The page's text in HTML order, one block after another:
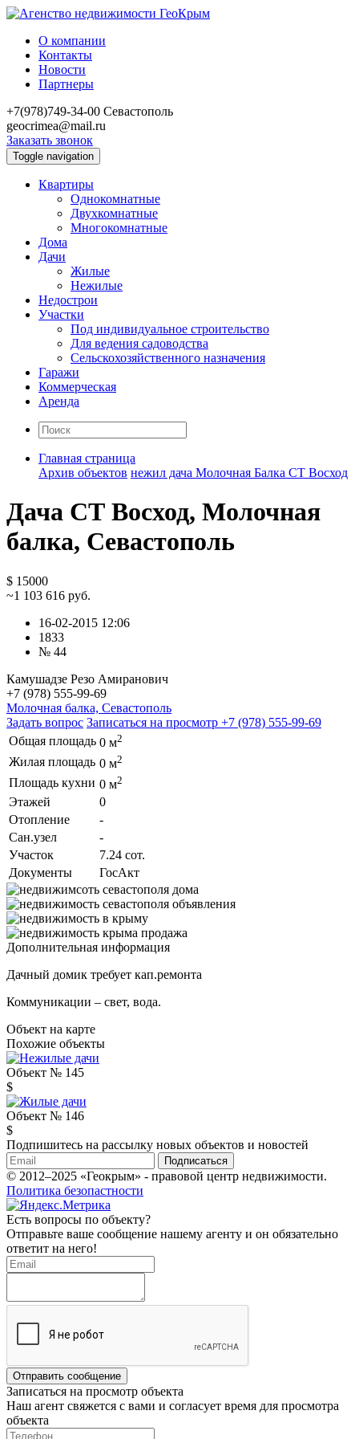
О компании
Контакты
Новости
Партнеры
+7(978)749-34-00 Севастополь
geocrimea@mail.ru
Заказать звонок
Toggle navigation
Квартиры
Однокомнатные
Двухкомнатные
Многокомнатные
Дома
Дачи
Жилые
Нежилые
Недострои
Участки
Под индивидуальное строительство
Для ведения садоводства
Сельскохозяйственного назначения
Гаражи
Коммерческая
Аренда
Главная страница
Архив объектов нежил дача Молочная Балка СТ Восход
Дача СТ Восход, Молочная
балка, Севастополь
$ 15000
~1 103 616 руб.
16-02-2015 12:06
1833
№ 44
Камушадзе Резо Амиранович
+7 (978) 555-99-69
Молочная балка, Севастополь
Задать вопрос Записаться на просмотр +7 (978) 555-99-69
Общая площадь 0 м2
Жилая площадь 0 м2
Площадь кухни 0 м2
Этажей
0
Отопление
-
Сан.узел
-
Участок
7.24 сот.
Документы
ГосАкт
Дополнительная информация
Дачный домик требует кап.ремонта
Коммуникации – свет, вода.
Объект на карте
Похожие объекты
Объект № 145
$
Объект № 146
$
Подпишитесь на рассылку новых объектов и новостей
Подписаться
© 2012–2025 «Геокрым» - правовой центр недвижимости.
Политика безопастности
Есть вопросы по объекту?
Отправьте ваше сообщение нашему агенту и он обязательно
ответит на него!
Отправить сообщение
Записаться на просмотр объекта
Наш агент свяжется с вами и согласует время для просмотра
объекта